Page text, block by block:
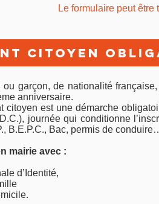
Le formulaire peut être
citoyen
ou garçon, de nationalité
anniversaire.
citoyen est une démarche
journée qui conditionne
B.E.P.C., Bac, permis de
mairie avec :
d’Identité,